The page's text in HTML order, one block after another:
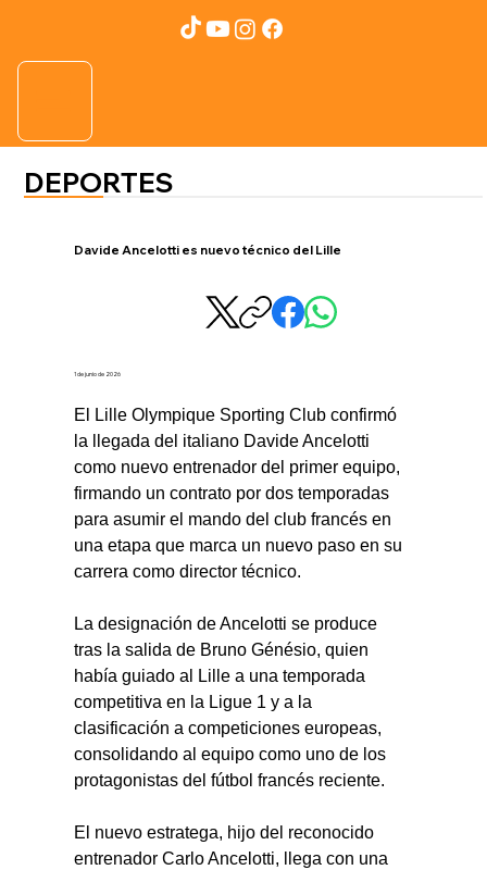
DEPORTES
Davide Ancelotti es nuevo técnico del Lille
1 de junio de 2026
El Lille Olympique Sporting Club confirmó
la llegada del italiano Davide Ancelotti
como nuevo entrenador del primer equipo,
firmando un contrato por dos temporadas
para asumir el mando del club francés en
una etapa que marca un nuevo paso en su
carrera como director técnico.
La designación de Ancelotti se produce
tras la salida de Bruno Génésio, quien
había guiado al Lille a una temporada
competitiva en la Ligue 1 y a la
clasificación a competiciones europeas,
consolidando al equipo como uno de los
protagonistas del fútbol francés reciente.
El nuevo estratega, hijo del reconocido
entrenador Carlo Ancelotti, llega con una